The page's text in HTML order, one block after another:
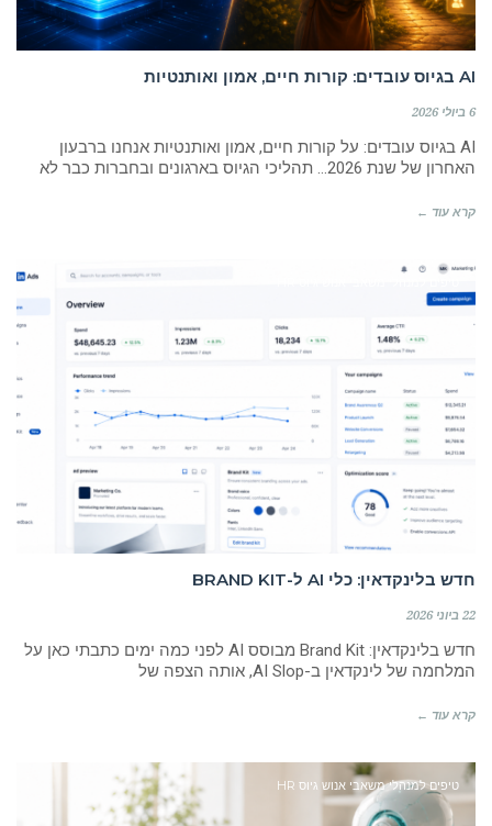
AI בגיוס עובדים: קורות חיים, אמון ואותנטיות
6 ביולי 2026
AI בגיוס עובדים: על קורות חיים, אמון ואותנטיות אנחנו ברבעון
האחרון של שנת 2026… תהליכי הגיוס בארגונים ובחברות כבר לא
קרא עוד ←
חדש בלינקדאין: כלי AI ל-BRAND KIT
22 ביוני 2026
חדש בלינקדאין: Brand Kit מבוסס AI לפני כמה ימים כתבתי כאן על
המלחמה של לינקדאין ב-AI Slop, אותה הצפה של
קרא עוד ←
טיפים למנהלי משאבי אנוש גיוס HR